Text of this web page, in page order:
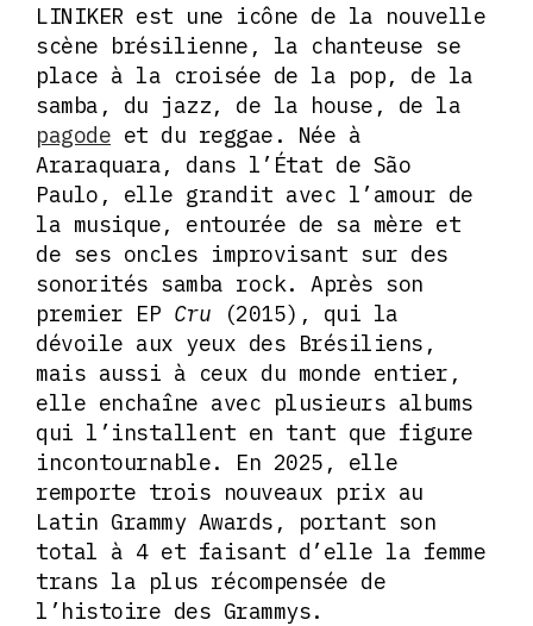
LINIKER est une icône de la nouvelle
scène brésilienne, la chanteuse se
place à la croisée de la pop, de la
samba, du jazz, de la house, de la
pagode et du reggae. Née à
Araraquara, dans l’État de São
Paulo, elle grandit avec l’amour de
la musique, entourée de sa mère et
de ses oncles improvisant sur des
sonorités samba rock. Après son
premier EP Cru (2015), qui la
dévoile aux yeux des Brésiliens,
mais aussi à ceux du monde entier,
elle enchaîne avec plusieurs albums
qui l’installent en tant que figure
incontournable. En 2025, elle
remporte trois nouveaux prix au
Latin Grammy Awards, portant son
total à 4 et faisant d’elle la femme
trans la plus récompensée de
l’histoire des Grammys.